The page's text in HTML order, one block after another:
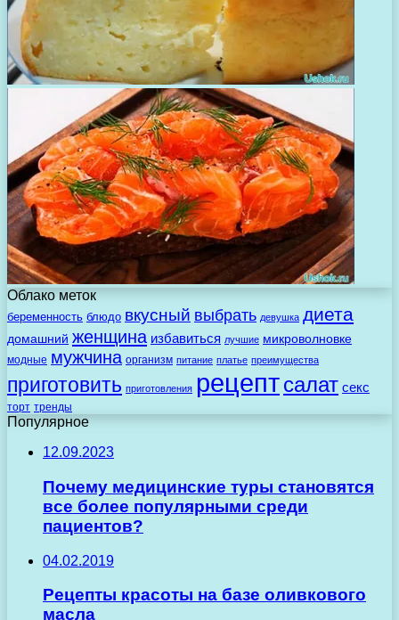
Облако меток
беременность блюдо вкусный выбрать девушка диета
домашний женщина избавиться лучшие микроволновке
модные мужчина организм питание платье преимущества
приготовить приготовления рецептсалат секс
торт тренды
Популярное
12.09.2023
Почему медицинские туры становятся
все более популярными среди
пациентов?
04.02.2019
Рецепты красоты на базе оливкового
масла